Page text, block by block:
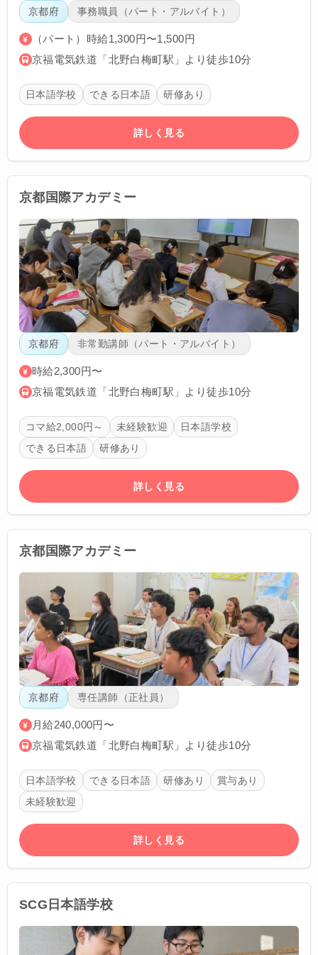
京都府 事務職員（パート・アルバイト）
（パート）時給1,300円〜1,500円
京福電気鉄道「北野白梅町駅」より徒歩10分
日本語学校 できる日本語 研修あり
詳しく見る
京都国際アカデミー
京都府 非常勤講師（パート・アルバイト）
時給2,300円〜
京福電気鉄道「北野白梅町駅」より徒歩10分
コマ給2,000円～ 未経験歓迎
日本語学校
できる日本語
研修あり
詳しく見る
京都国際アカデミー
京都府 専任講師（正社員）
月給240,000円〜
京福電気鉄道「北野白梅町駅」より徒歩10分
日本語学校 できる日本語 研修あり
賞与あり
未経験歓迎
詳しく見る
SCG日本語学校